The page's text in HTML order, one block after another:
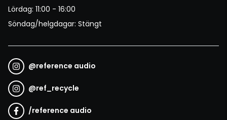
Lördag: 11:00 - 16:00
Söndag/helgdagar: Stängt
@reference audio
@ref_recycle
/reference audio